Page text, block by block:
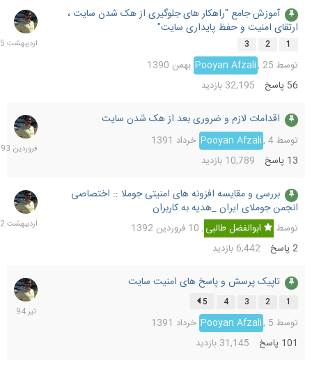
آموزش جامع "راهکار های جلوگیری از هک شدن سایت ،
ارتقای امنیت و حفظ پایداری سایت"
توسط Pooyan Afzali ,25 بهمن 1390
56 پاسخ 32,195 بازدید
30
اقدامات لازم و ضروری بعد از هک شدن سایت
توسط Pooyan Afzali ,4 خرداد 1391
13 پاسخ 10,789 بازدید
1
بررسی و مقایسه افزونه های امنیتی جوملا :: اختصاصی
انجمن جوملای ایران _هدیه به کاربران
توسط ابوالفضل طالبی,10 فروردین 1392
2پاسخ 6,442 بازدید
13
تاپیک پرسش و پاسخ های امنیت سایت
توسط Pooyan Afzali , 5 خرداد 1391
101 پاسخ 31,145 بازدید
28
تیر